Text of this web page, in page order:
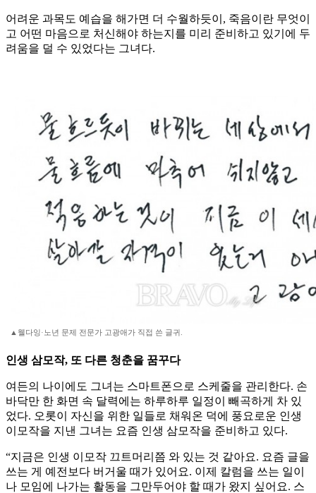
어려운 과목도 예습을 해가면 더 수월하듯이, 죽음이란 무엇이
고 어떤 마음으로 처신해야 하는지를 미리 준비하고 있기에 두
려움을 덜 수 있었다는 그녀다.
▲웰다잉·노년 문제 전문가 고광애가 직접 쓴 글귀.
인생 삼모작, 또 다른 청춘을 꿈꾸다
여든의 나이에도 그녀는 스마트폰으로 스케줄을 관리한다. 손
바닥만 한 화면 속 달력에는 하루하루 일정이 빼곡하게 차 있
었다. 오롯이 자신을 위한 일들로 채워온 덕에 풍요로운 인생
이모작을 지낸 그녀는 요즘 인생 삼모작을 준비하고 있다.
“지금은 인생 이모작 끄트머리쯤 와 있는 것 같아요. 요즘 글을
쓰는 게 예전보다 버거울 때가 있어요. 이제 칼럼을 쓰는 일이
나 모임에 나가는 활동을 그만두어야 할 때가 왔지 싶어요. 스